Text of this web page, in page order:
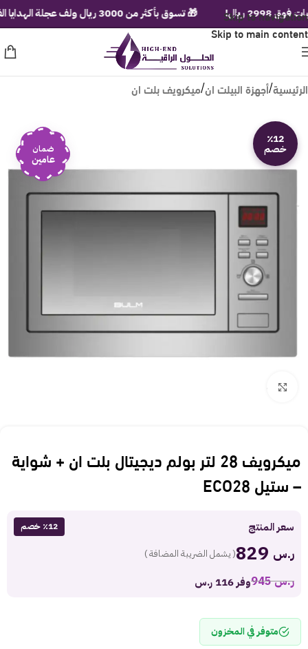
Skip to navigation
Skip to main content
الرئيسية/أجهزة البيلت ان/ميكرويف بلت ان
٪12
خصم ضمان
عامين
ميكرويف 28 لتر بولم ديجيتال بلت ان + شواية
– ستيل ECO28
سعر المنتج ٪12 خصم
ر.س ( يشمل الضريبة المضافة )
ر.س945 وفر 116 ر.س
متوفر في المخزون
🎁 تسوق بأكثر من 3000 ريال ولف عجلة الهدايا الفورية!